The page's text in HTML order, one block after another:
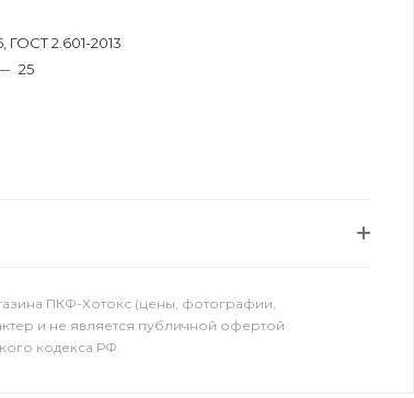
ГОСТ 2.601-2013
25
ПКФ-Хотокс (цены, фотографии,
и не является публичной офертой
кодекса РФ.